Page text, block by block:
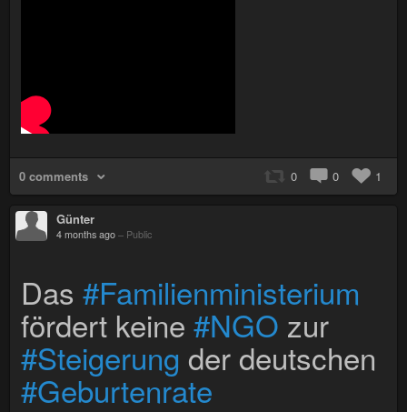
0 comments 0 0 1
Günter
4 months ago – Public
Das #Familienministerium
fördert keine #NGO zur
#Steigerung der deutschen
#Geburtenrate